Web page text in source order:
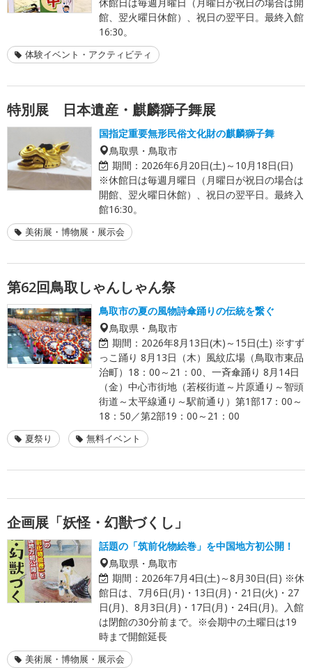
館、翌火曜日休館）、祝日の翌平日。最終入館
16:30。
体験イベント・アクティビティ
特別展 日本遺産・麒麟獅子舞展
国指定重要無形民俗文化財の麒麟獅子舞
鳥取県・鳥取市
期間： 2026年6月20日(土)～10月18日(日)
※休館日は毎週月曜日（月曜日が祝日の場合は
開館、翌火曜日休館）、祝日の翌平日。最終入
館16:30。
美術展・博物展・展示会
第62回鳥取しゃんしゃん祭
鳥取市の夏の風物詩傘踊りの伝統を繋ぐ
鳥取県・鳥取市
期間： 2026年8月13日(木)～15日(土) ※すず
っこ踊り 8月13日（木）風紋広場（鳥取市東品
治町）18：00～21：00、一斉傘踊り 8月14日
（金）中心市街地（若桜街道～片原通り～智頭
街道～太平線通り～駅前通り）第1部17：00～
18：50／第2部19：00～21：00
夏祭り 無料イベント
企画展「妖怪・幻獣づくし」
話題の「筑前化物絵巻」を中国地方初公開！
鳥取県・鳥取市
期間： 2026年7月4日(土)～8月30日(日) ※休
館日は、7月6日(月)・13日(月)・21日(火)・27
日(月)、8月3日(月)・17日(月)・24日(月)。入館
は閉館の30分前まで。※会期中の土曜日は19
時まで開館延長
美術展・博物展・展示会